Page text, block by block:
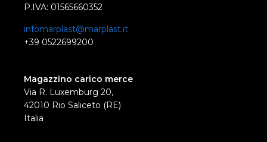
P.IVA: 01565660352
infomarplast@marplast.it
+39 0522699200
Magazzino carico merce
Via R. Luxemburg 20,
42010 Rio Saliceto (RE)
Italia